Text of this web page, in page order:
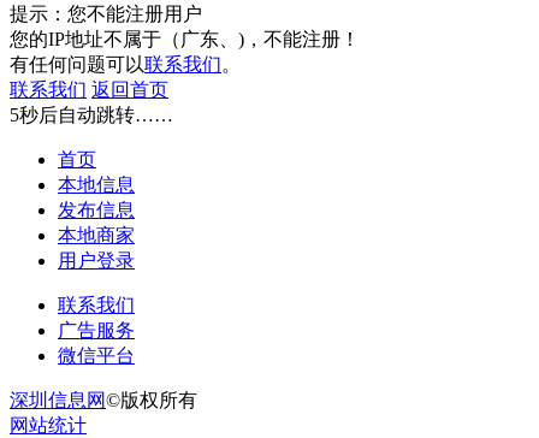
提示：您不能注册用户
您的IP地址不属于（广东、)，不能注册！
有任何问题可以联系我们。
联系我们 返回首页
5秒后自动跳转……
首页
本地信息
发布信息
本地商家
用户登录
联系我们
广告服务
微信平台
深圳信息网©版权所有
网站统计